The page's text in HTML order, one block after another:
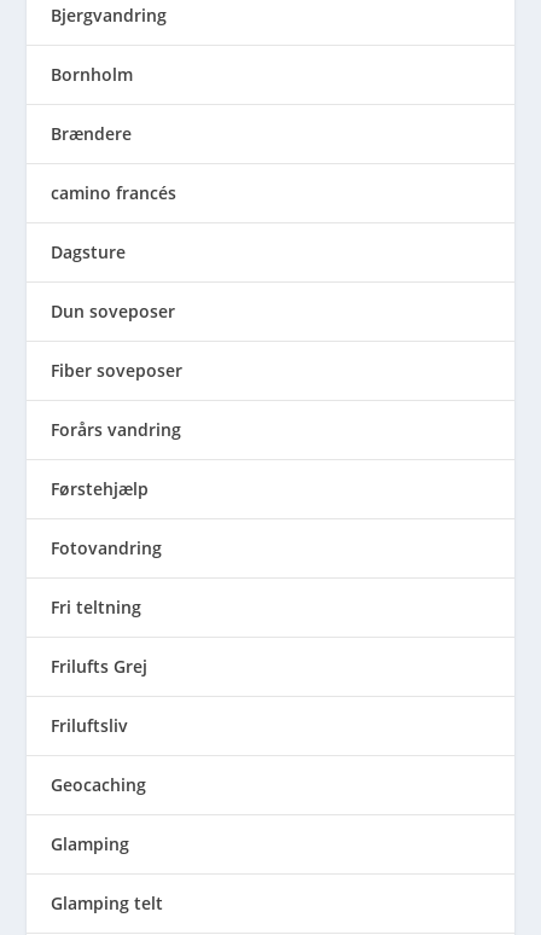
Bjergvandring
Bornholm
Brændere
camino francés
Dagsture
Dun soveposer
Fiber soveposer
Forårs vandring
Førstehjælp
Fotovandring
Fri teltning
Frilufts Grej
Friluftsliv
Geocaching
Glamping
Glamping telt